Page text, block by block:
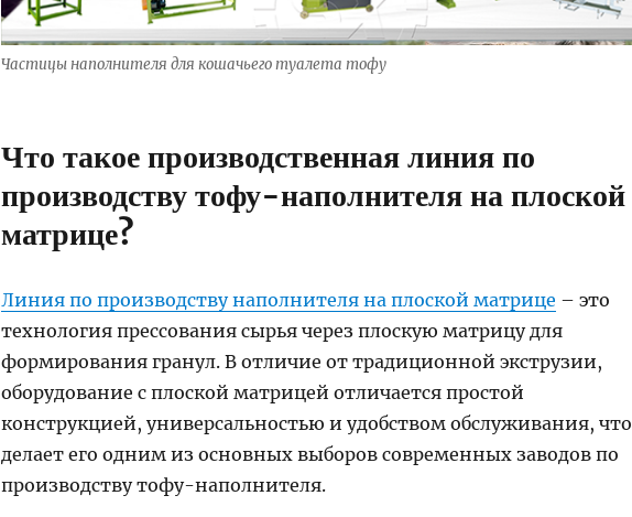
Частицы наполнителя для кошачьего туалета тофу
Что такое производственная линия по
производству тофу-наполнителя на плоской
матрице?
Линия по производству наполнителя на плоской матрице – это
технология прессования сырья через плоскую матрицу для
формирования гранул. В отличие от традиционной экструзии,
оборудование с плоской матрицей отличается простой
конструкцией, универсальностью и удобством обслуживания, что
делает его одним из основных выборов современных заводов по
производству тофу-наполнителя.